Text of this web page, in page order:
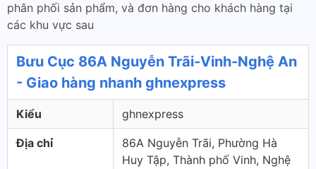
phân phối sản phẩm, và đơn hàng cho khách hàng tại
các khu vực sau
Bưu Cục 86A Nguyễn Trãi-Vinh-Nghệ An
- Giao hàng nhanh ghnexpress
Kiểu ghnexpress
Địa chỉ
86A Nguyễn Trãi, Phường Hà
Huy Tập, Thành phố Vinh, Nghệ